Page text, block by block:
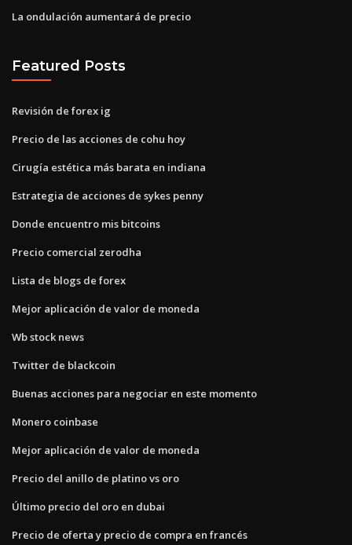
La ondulación aumentará de precio
Featured Posts
Revisión de forex ig
Precio de las acciones de cohu hoy
Cirugía estética más barata en indiana
Estrategia de acciones de sykes penny
Donde encuentro mis bitcoins
Precio comercial zerodha
Lista de blogs de forex
Mejor aplicación de valor de moneda
Wb stock news
Twitter de blackcoin
Buenas acciones para negociar en este momento
Monero coinbase
Mejor aplicación de valor de moneda
Precio del anillo de platino vs oro
Último precio del oro en dubai
Precio de oferta y precio de compra en francés